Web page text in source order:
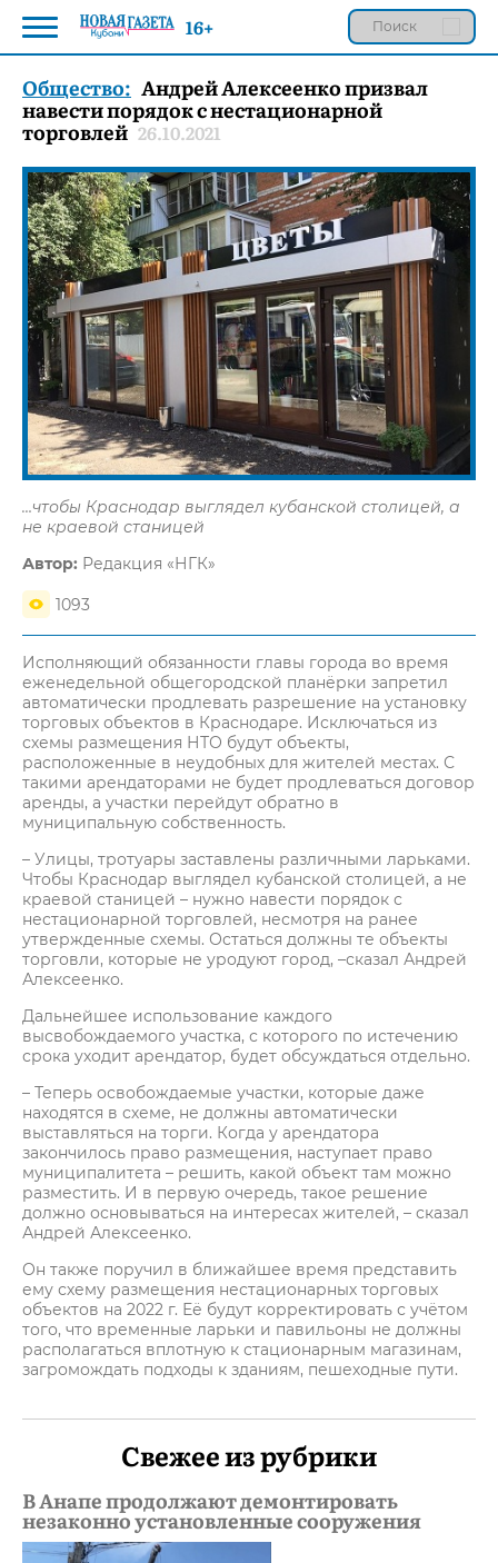
Общество: Андрей Алексеенко призвал
навести порядок с нестационарной
торговлей 26.10.2021
…чтобы Краснодар выглядел кубанской столицей, а
не краевой станицей
Автор: Редакция «НГК»
1093
Исполняющий обязанности главы города во время
еженедельной общегородской планёрки запретил
автоматически продлевать разрешение на установку
торговых объектов в Краснодаре. Исключаться из
схемы размещения НТО будут объекты,
расположенные в неудобных для жителей местах. С
такими арендаторами не будет продлеваться договор
аренды, а участки перейдут обратно в
муниципальную собственность.
– Улицы, тротуары заставлены различными ларьками.
Чтобы Краснодар выглядел кубанской столицей, а не
краевой станицей – нужно навести порядок с
нестационарной торговлей, несмотря на ранее
утвержденные схемы. Остаться должны те объекты
торговли, которые не уродуют город, –сказал Андрей
Алексеенко.
Дальнейшее использование каждого
высвобождаемого участка, с которого по истечению
срока уходит арендатор, будет обсуждаться отдельно.
– Теперь освобождаемые участки, которые даже
находятся в схеме, не должны автоматически
выставляться на торги. Когда у арендатора
закончилось право размещения, наступает право
муниципалитета – решить, какой объект там можно
разместить. И в первую очередь, такое решение
должно основываться на интересах жителей, – сказал
Андрей Алексеенко.
Он также поручил в ближайшее время представить
ему схему размещения нестационарных торговых
объектов на 2022 г. Её будут корректировать с учётом
того, что временные ларьки и павильоны не должны
располагаться вплотную к стационарным магазинам,
загромождать подходы к зданиям, пешеходные пути.
Свежее из рубрики
В Анапе продолжают демонтировать
незаконно установленные сооружения
16+